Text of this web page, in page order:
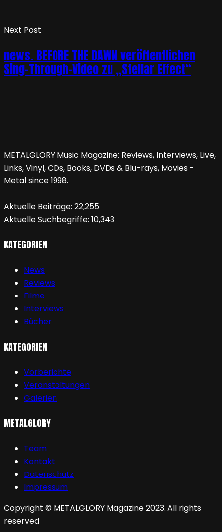
Next Post
news. BEFORE THE DAWN veröffentlichen
Sing-Through-Video zu „Stellar Effect“
METALGLORY Music Magazine: Reviews, Interviews, Live,
Links, Vinyl, CDs, Books, DVDs & Blu-rays, Movies -
Metal since 1998.
Aktuelle Beiträge: 22,255
Aktuelle Suchbegriffe: 10,343
KATEGORIEN
News
Reviews
Filme
Interviews
Bücher
KATEGORIEN
Vorberichte
Veranstaltungen
Galerien
METALGLORY
Team
Kontakt
Datenschutz
Impressum
Copyright © METALGLORY Magazine 2023. All rights
reserved